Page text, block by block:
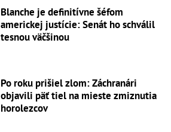
Blanche je definitívne šéfom
americkej justície: Senát ho schválil
tesnou väčšinou
Po roku prišiel zlom: Záchranári
objavili päť tiel na mieste zmiznutia
horolezcov